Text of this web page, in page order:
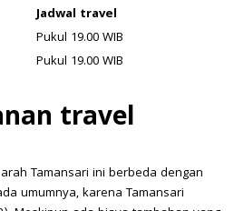
Jadwal travel
Pukul 19.00 WIB
Pukul 19.00 WIB
travel
Tamansari ini berbeda dengan
umumnya, karena Tamansari